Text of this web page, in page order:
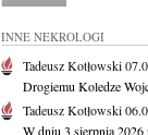
INNE NEKROLOGI
Tadeusz Kotłowski
Drogiemu Koledze
Tadeusz Kotłowski
W dniu 3 sierpnia 2026